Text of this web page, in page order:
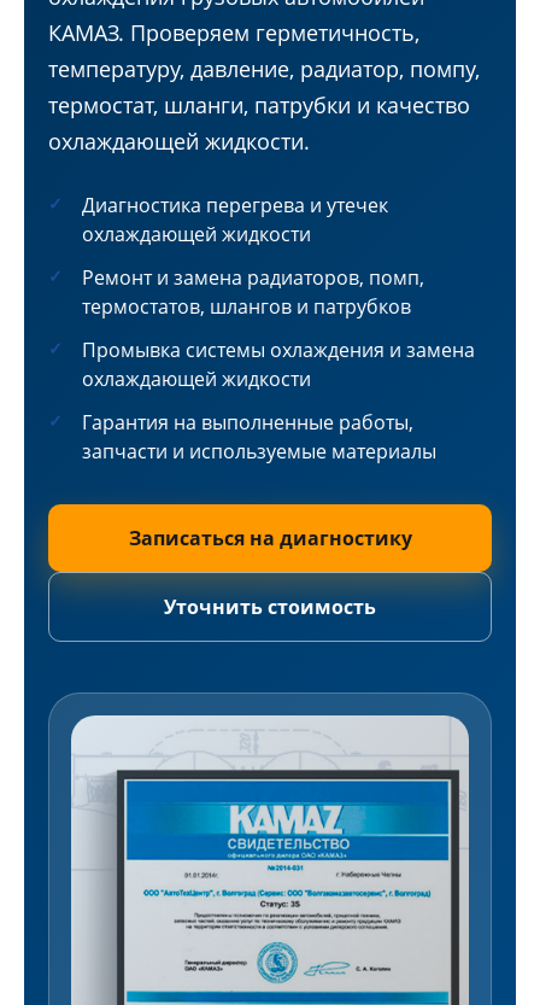
КАМАЗ. Проверяем герметичность,
температуру, давление, радиатор, помпу,
термостат, шланги, патрубки и качество
охлаждающей жидкости.
Диагностика перегрева и утечек
охлаждающей жидкости
Ремонт и замена радиаторов, помп,
термостатов, шлангов и патрубков
Промывка системы охлаждения и замена
охлаждающей жидкости
Гарантия на выполненные работы,
запчасти и используемые материалы
Записаться на диагностику
Уточнить стоимость